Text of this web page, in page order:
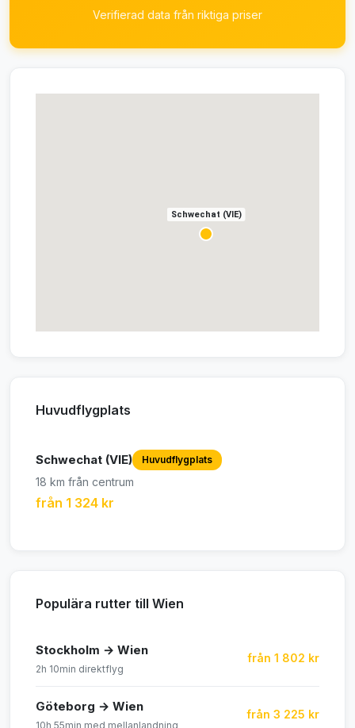
Verifierad data från riktiga priser
Schwechat (VIE)
Huvudflygplats
Schwechat (VIE) Huvudflygplats
18 km från centrum
från 1 324 kr
Populära rutter till Wien
Stockholm → Wien
2h 10min direktflyg
från 1 802 kr
Göteborg → Wien
10h 55min med mellanlandning
från 3 225 kr